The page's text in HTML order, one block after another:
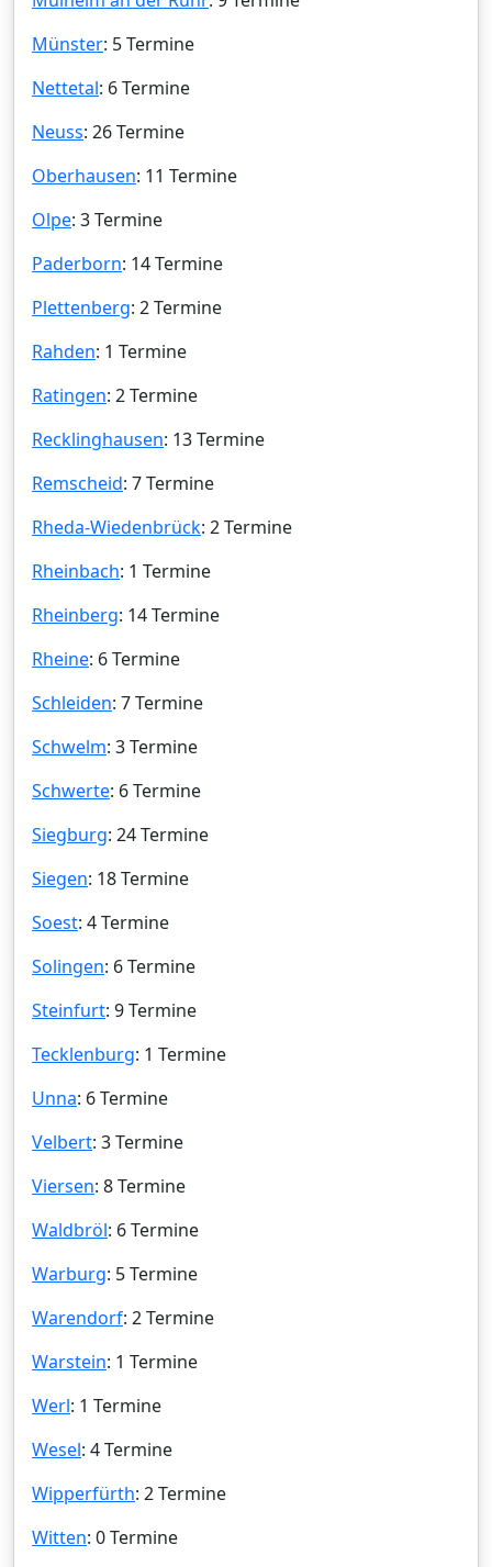
Münster: 5 Termine
Nettetal: 6 Termine
Neuss: 26 Termine
Oberhausen: 11 Termine
Olpe: 3 Termine
Paderborn: 14 Termine
Plettenberg: 2 Termine
Rahden: 1 Termine
Ratingen: 2 Termine
Recklinghausen: 13 Termine
Remscheid: 7 Termine
Rheda-Wiedenbrück: 2 Termine
Rheinbach: 1 Termine
Rheinberg: 14 Termine
Rheine: 6 Termine
Schleiden: 7 Termine
Schwelm: 3 Termine
Schwerte: 6 Termine
Siegburg: 24 Termine
Siegen: 18 Termine
Soest: 4 Termine
Solingen: 6 Termine
Steinfurt: 9 Termine
Tecklenburg: 1 Termine
Unna: 6 Termine
Velbert: 3 Termine
Viersen: 8 Termine
Waldbröl: 6 Termine
Warburg: 5 Termine
Warendorf: 2 Termine
Warstein: 1 Termine
Werl: 1 Termine
Wesel: 4 Termine
Wipperfürth: 2 Termine
Witten: 0 Termine